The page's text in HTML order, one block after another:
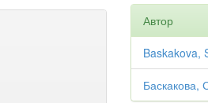
Автор
Baskakova,
Баскакова,